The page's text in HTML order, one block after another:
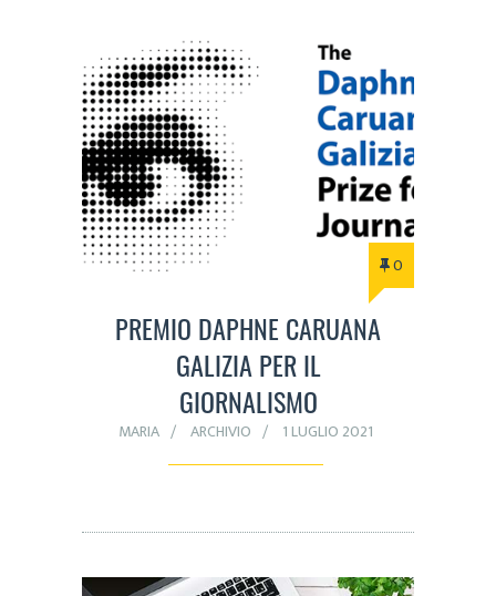
0
PREMIO DAPHNE CARUANA
GALIZIA PER IL
GIORNALISMO
MARIA ARCHIVIO 1 LUGLIO 2021